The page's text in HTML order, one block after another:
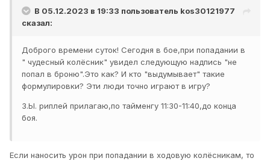
В 05.12.2023 в 19:33 пользователь kos30121977
сказал:
Доброго времени суток! Сегодня в бое,при попадании в
" чудесный колёсник" увидел следующую надпись "не
попал в броню".Это как? И кто "выдумывает" такие
формулировки? Эти люди точно играют в игру?
З.Ы. риплей прилагаю,по тайменгу 11:30-11:40,до конца
боя.
Если наносить урон при попадании в ходовую колёсникам, то